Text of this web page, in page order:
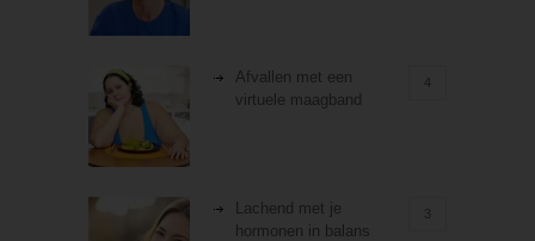
Afvallen met een
virtuele maagband
4
Lachend met je
hormonen in balans
3